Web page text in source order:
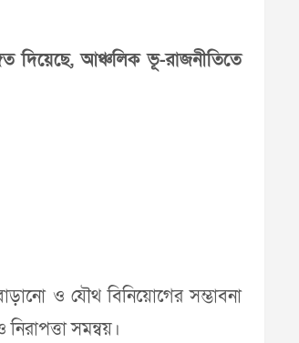
দিয়েছে, আঞ্চলিক ভূ-রাজনীতিতে
ও যৌথ বিনিয়োগের সম্ভাবনা
সমন্বয়।